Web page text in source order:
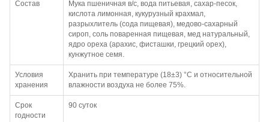
Состав
Мука пшеничная в/с, вода питьевая, сахар-песок,
кислота лимонная, кукурузный крахмал,
разрыхлитель (сода пищевая), медово-сахарный
сироп, соль поваренная пищевая, мед натуральный,
ядро ореха (арахис, фисташки, грецкий орех),
кунжутное семя.
Условия
хранения
Хранить при температуре (18±3) °С и относительной
влажности воздуха не более 75%.
Срок
годности
90 суток